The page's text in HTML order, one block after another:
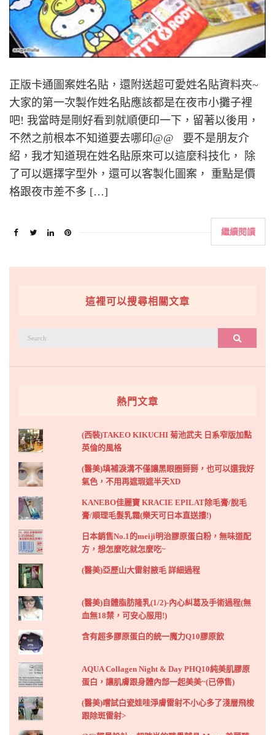
正版卡通圖案姓名貼，還附送超可愛姓名貼資料夾~
大家的第一次製作姓名貼應該都是在夜市小攤子裡
吧! 我當時是剛好看到就順便印一下，留著以後用，
不然之前根本不知道要去哪印@@ 要不是朋友介
紹，我才知道現在姓名貼原來可以這麼科技化， 除
了可以選擇字型外，還可以客製化圖案， 重點是價
格跟夜市差不多 […]
繼續閱讀
這裡可以搜尋相關文章
搜尋
熱門文章
(西裝)TAKEO KIKUCHI 菊池武夫 日系窄版加點
英倫的風格
(醫美)填補淚溝不僅讓黑眼圈掰掰，也可以還我好
氣色，不用再遮瑕遮半天XD
KANEBO佳麗寶 KRACIE EPILAT除毛膏/脫毛
膏/順理毛髮乳霜(樂天可日本直送摟!)
日本銷售No.1的meiji明治膠原蛋白粉，無味道配
方，想怎麼吃就怎麼吃~
(醫美)亞歷山大雷射腋毛 詳細過程
(醫美)自體脂肪隆乳(1/2)-內心糾葛及手術過程(無
血無18禁，可安心服用!)
含有超多膠原蛋白的統一魔力Q10膠原飲
AQUA Collagen Night & Day PHQ10純美肌膠原
蛋白，讓肌膚跟身體內部一起美美~(已停售)
(醫美)嚐試白瓷娃哇淨膚雷射不小心多了淺層飛梭
跟除斑雷射>